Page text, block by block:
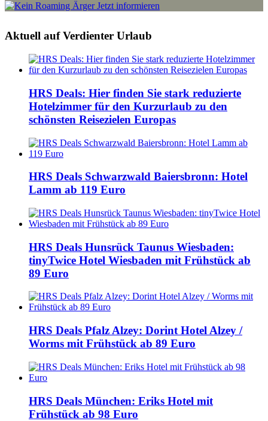
Jetzt informieren
Aktuell auf Verdienter Urlaub
HRS Deals: Hier finden Sie stark reduzierte
Hotelzimmer für den Kurzurlaub zu den
schönsten Reisezielen Europas
HRS Deals Schwarzwald Baiersbronn: Hotel
Lamm ab 119 Euro
HRS Deals Hunsrück Taunus Wiesbaden:
tinyTwice Hotel Wiesbaden mit Frühstück ab
89 Euro
HRS Deals Pfalz Alzey: Dorint Hotel Alzey /
Worms mit Frühstück ab 89 Euro
HRS Deals München: Eriks Hotel mit
Frühstück ab 98 Euro